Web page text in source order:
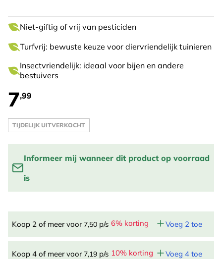
Niet-giftig of vrij van pesticiden
Turfvrij: bewuste keuze voor diervriendelijk tuinieren
Insectvriendelijk: ideaal voor bijen en andere
bestuivers
7,99
TIJDELIJK UITVERKOCHT
Informeer mij wanneer dit product op voorraad
is
STUUR ME EEN BERICHT
Koop 2 of meer voor 7,50 p/s 6% korting Voeg 2 toe
Koop 4 of meer voor 7,19 p/s 10% korting Voeg 4 toe